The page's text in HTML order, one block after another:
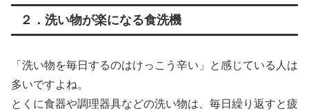
２．洗い物が楽になる食洗機
「洗い物を毎日するのはけっこう辛い」と感じている人は
多いですよね。
とくに食器や調理器具などの洗い物は、毎日繰り返すと疲